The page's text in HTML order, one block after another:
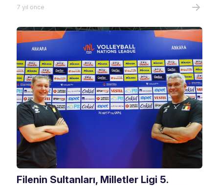
7 yıl önce
Filenin Sultanları, Milletler Ligi 5.